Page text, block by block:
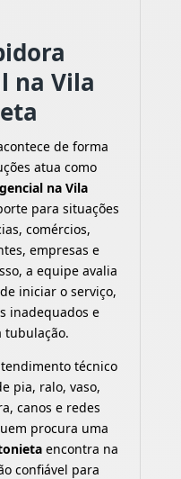
na Vila
de forma
atua como
na Vila
para situações
comércios,
empresas e
a equipe avalia
iniciar o serviço,
inadequados e
tubulação.
técnico
pia, ralo, vaso,
canos e redes
procura uma
encontra na
confiável para